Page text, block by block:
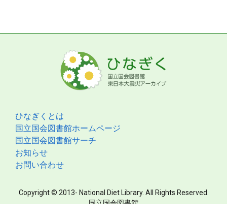
ひなぎくとは
国立国会図書館ホームページ
国立国会図書館サーチ
お知らせ
お問い合わせ
Copyright © 2013- National Diet Library. All Rights Reserved.